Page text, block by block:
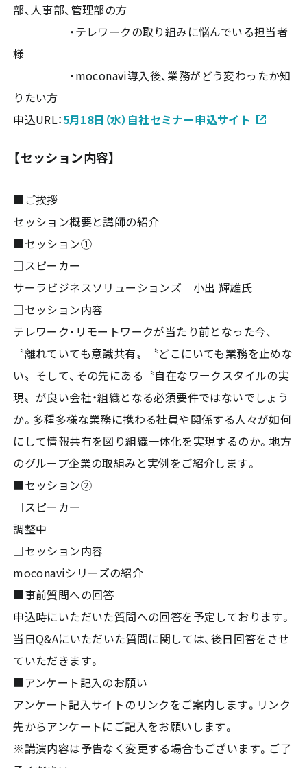
部、人事部、管理部の方
・テレワークの取り組みに悩んでいる担当者
様
・moconavi導入後、業務がどう変わったか知
りたい方
申込URL：5月18日（水）自社セミナー申込サイト
【セッション内容】
■ご挨拶
セッション概要と講師の紹介
■セッション①
□スピーカー
サーラビジネスソリューションズ 小出 輝雄氏
□セッション内容
テレワーク・リモートワークが当たり前となった今、
〝離れていても意識共有〟〝どこにいても業務を止めな
い〟そして、その先にある〝自在なワークスタイルの実
現〟が良い会社・組織となる必須要件ではないでしょう
か。多種多様な業務に携わる社員や関係する人々が如何
にして情報共有を図り組織一体化を実現するのか。地方
のグループ企業の取組みと実例をご紹介します。
■セッション②
□スピーカー
調整中
□セッション内容
moconaviシリーズの紹介
■事前質問への回答
申込時にいただいた質問への回答を予定しております。
当日Q&Aにいただいた質問に関しては、後日回答をさせ
ていただきます。
■アンケート記入のお願い
アンケート記入サイトのリンクをご案内します。リンク
先からアンケートにご記入をお願いします。
※講演内容は予告なく変更する場合もございます。ご了